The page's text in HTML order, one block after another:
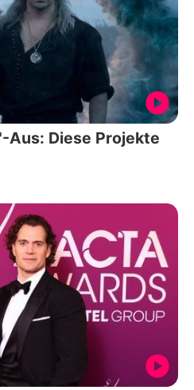
Aus: Diese Projekte